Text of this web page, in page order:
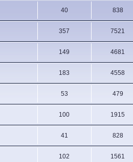
40 838
357 7521
149 4681
183 4558
53 479
100 1915
41 828
102 1561